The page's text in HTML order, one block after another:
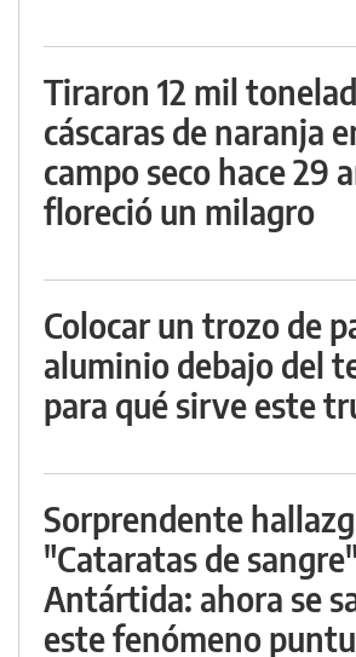
Tiraron 12 mil
cáscaras de naranja
campo seco hace 29
floreció un milagro
Colocar un trozo de
aluminio debajo del
para qué sirve este
Sorprendente
"Cataratas de
Antártida: ahora se
este fenómeno